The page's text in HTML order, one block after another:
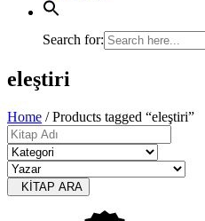
Search for:
eleştiri
Home / Products tagged “eleştiri”
KİTAP ARA